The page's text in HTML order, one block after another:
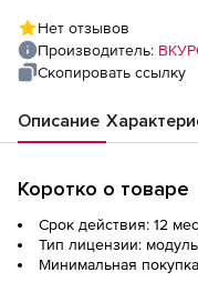
Проведение
Расширенном
Одновременных
Нет отзывов
Производитель:
Скопировать ссылку
Описание
Коротко о товаре
Срок действия: 12
Тип лицензии:
Минимальная